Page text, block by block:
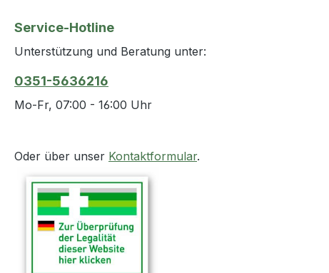
Service-Hotline
Unterstützung und Beratung unter:
0351-5636216
Mo-Fr, 07:00 - 16:00 Uhr
Oder über unser Kontaktformular.